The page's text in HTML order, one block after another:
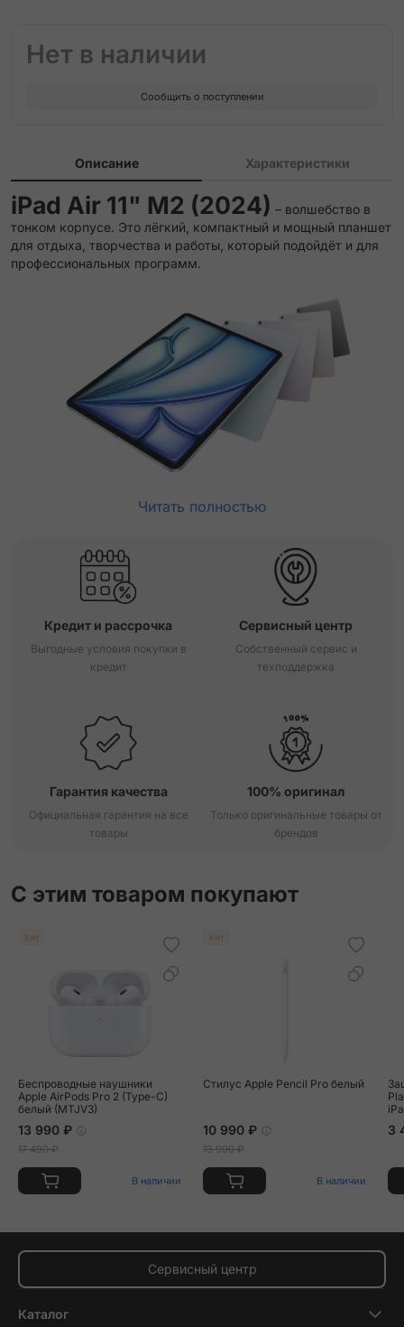
Нет в наличии
Сообщить о поступлении
Описание Характеристики
iPad Air 11" M2 (2024) – волшебство в
тонком корпусе. Это лёгкий, компактный и мощный планшет
для отдыха, творчества и работы, который подойдёт и для
профессиональных программ.
Читать полностью
Кредит и рассрочка
Выгодные условия покупки в
кредит
Сервисный центр
Собственный сервис и
техподдержка
Гарантия качества
Официальная гарантия на все
товары
100% оригинал
Только оригинальные товары от
брендов
С этим товаром покупают
Хит
Беспроводные наушники
Apple AirPods Pro 2 (Type-C)
белый (MTJV3)
13 990 ₽
17 490 ₽
В наличии
Хит
Стилус Apple Pencil Pro белый
10 990 ₽
13 990 ₽
В наличии
3
Сервисный центр
Каталог